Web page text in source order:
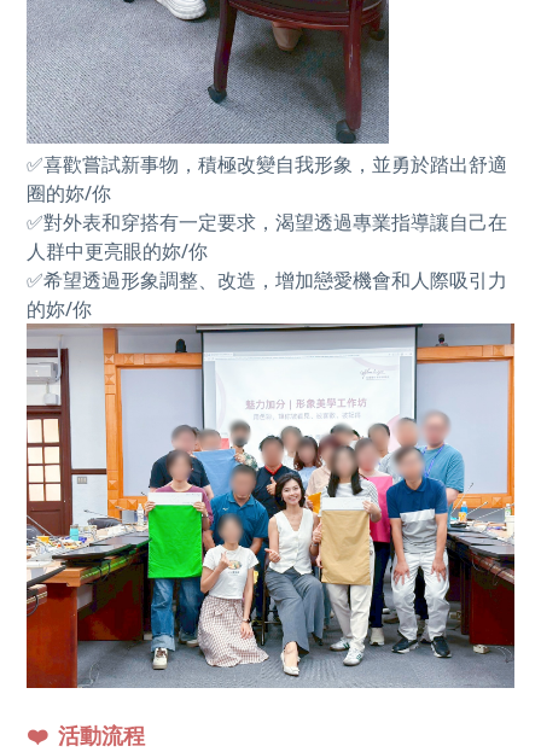
✅喜歡嘗試新事物，積極改變自我形象，並勇於踏出舒適
圈的妳/你
✅對外表和穿搭有一定要求，渴望透過專業指導讓自己在
人群中更亮眼的妳/你
✅希望透過形象調整、改造，增加戀愛機會和人際吸引力
的妳/你
❤️ 活動流程